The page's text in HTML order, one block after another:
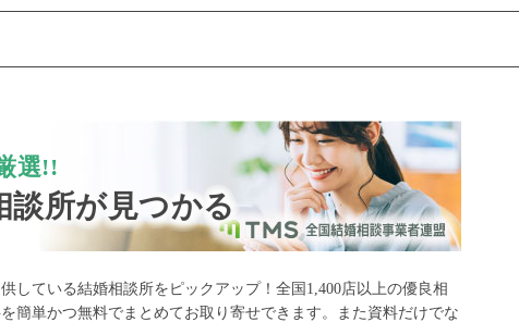
店の中から
選!!
談所が見つかる
している結婚相談所をピックアップ！全国1,400店以上の優良相
簡単かつ無料でまとめてお取り寄せできます。また資料だけでな